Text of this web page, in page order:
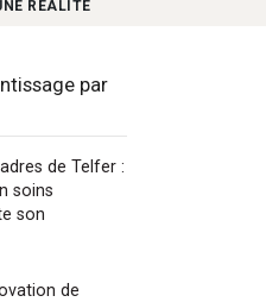
RÉALITÉ
par
de Telfer :
soins
son
de